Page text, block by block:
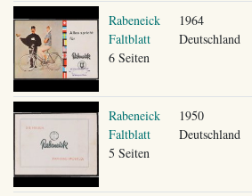
Rabeneick
Faltblatt
6 Seiten
1964
Deutschland
Rabeneick
Faltblatt
5 Seiten
1950
Deutschland